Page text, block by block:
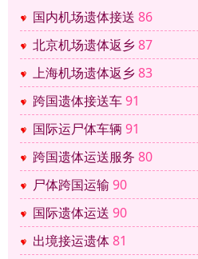
国内机场遗体接送 86
北京机场遗体返乡87
上海机场遗体返乡83
跨国遗体接送车91
国际运尸体车辆 91
跨国遗体运送服务 80
尸体跨国运输 90
国际遗体运送 90
出境接运遗体81